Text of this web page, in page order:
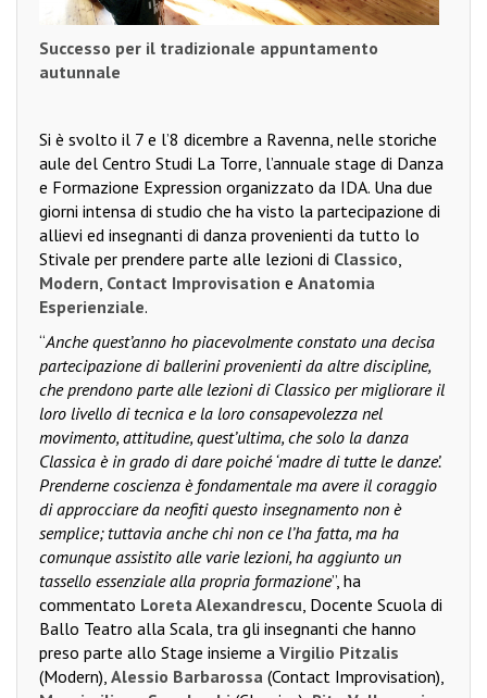
Successo per il tradizionale appuntamento
autunnale
Si è svolto il 7 e l’8 dicembre a Ravenna, nelle storiche
aule del Centro Studi La Torre, l’annuale stage di Danza
e Formazione Expression organizzato da IDA. Una due
giorni intensa di studio che ha visto la partecipazione di
allievi ed insegnanti di danza provenienti da tutto lo
Stivale per prendere parte alle lezioni di Classico
Modern Contact Improvisation e Anatomia
Esperienziale.
“Anche quest’anno ho piacevolmente constato una decisa
partecipazione di ballerini provenienti da altre discipline,
che prendono parte alle lezioni di Classico per migliorare il
loro livello di tecnica e la loro consapevolezza nel
movimento, attitudine, quest’ultima, che solo la danza
Classica è in grado di dare poiché ‘madre di tutte le danze’.
Prenderne coscienza è fondamentale ma avere il coraggio
di approcciare da neofiti questo insegnamento non è
semplice; tuttavia anche chi non ce l’ha fatta, ma ha
comunque assistito alle varie lezioni, ha aggiunto un
tassello essenziale alla propria formazione”, ha
commentato Loreta Alexandrescu , Docente Scuola di
Ballo Teatro alla Scala, tra gli insegnanti che hanno
preso parte allo Stage insieme a Virgilio Pitzalis
(Modern), Alessio Barbarossa (Contact Improvisation),